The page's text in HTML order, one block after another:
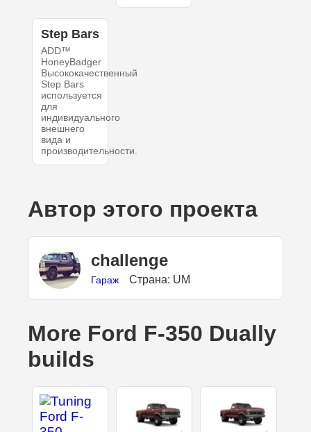
Step Bars
ADD™
HoneyBadger
Высококачественный
Step Bars
используется
для
индивидуального
внешнего
вида и
производительности.
Автор этого проекта
challenge
Гараж Страна: UM
More Ford F-350 Dually
builds